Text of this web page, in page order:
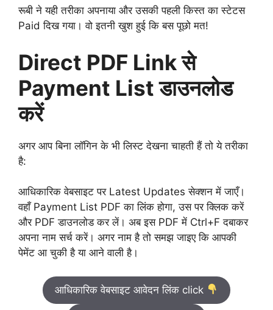
रूबी ने यही तरीका अपनाया और उसकी पहली किस्त का स्टेटस
Paid दिख गया। वो इतनी खुश हुई कि बस पूछो मत!
Direct PDF Link से
Payment List डाउनलोड
करें
अगर आप बिना लॉगिन के भी लिस्ट देखना चाहती हैं तो ये तरीका
है:
आधिकारिक वेबसाइट पर Latest Updates सेक्शन में जाएँ।
वहाँ Payment List PDF का लिंक होगा, उस पर क्लिक करें
और PDF डाउनलोड कर लें। अब इस PDF में Ctrl+F दबाकर
अपना नाम सर्च करें। अगर नाम है तो समझ जाइए कि आपकी
पेमेंट आ चुकी है या आने वाली है।
आधिकारिक वेबसाइट आवेदन लिंक click